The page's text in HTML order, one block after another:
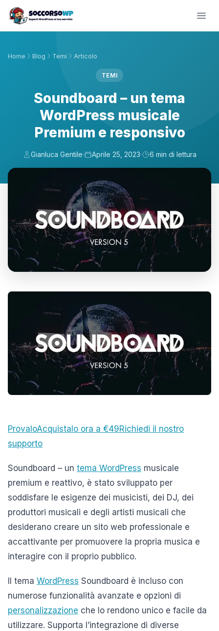
Home Blog Temi Articolo
TEMI
Soundboard – un tema
WordPress musicale
Premium e responsivo
Gianluca Gentile· Aprile 25, 2023· 6 min di lettura
ProvaloAcquistalo ora a €49Richiedi il nostro
supporto
Soundboard – un tema WordPress musicale
premium e reattivo, è stato sviluppato per
soddisfare le esigenze dei musicisti, dei DJ, dei
produttori musicali e degli artisti musicali che
desiderano creare un sito web professionale e
accattivante per promuovere la propria musica e
interagire con il proprio pubblico.
Il tema WordPress Soundboard è incluso con
numerose funzionalità avanzate e opzioni di
personalizzazione che lo rendono unico e facile da
utilizzare. Supporta l’integrazione di diverse